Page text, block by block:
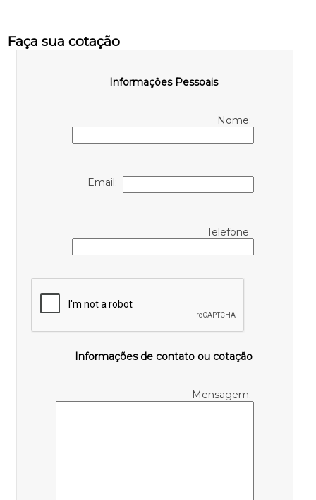
Faça sua cotação
Informações Pessoais
Nome:
Email:
Telefone:
Informações de contato ou cotação
Mensagem: